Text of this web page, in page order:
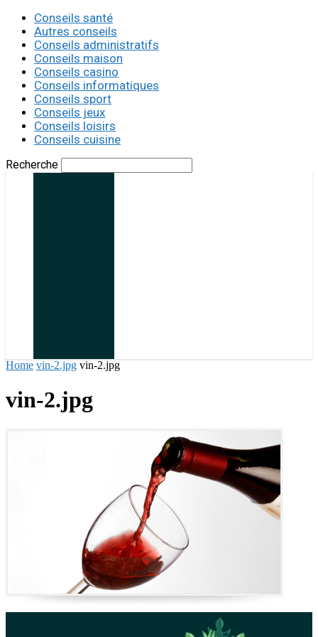
Conseils santé
Autres conseils
Conseils administratifs
Conseils maison
Conseils casino
Conseils informatiques
Conseils sport
Conseils jeux
Conseils loisirs
Conseils cuisine
Recherche
Home vin-2.jpg vin-2.jpg
vin-2.jpg